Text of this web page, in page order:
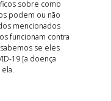
sobre como
podem ou não
mencionados
funcionam contra
se eles
19 [a doença